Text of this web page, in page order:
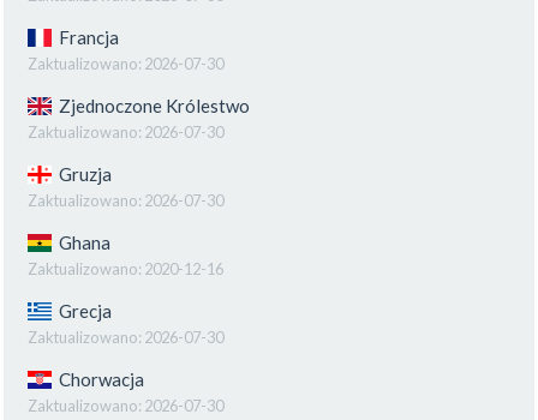
Francja
Zaktualizowano: 2026-07-30
Zjednoczone Królestwo
Zaktualizowano: 2026-07-30
Gruzja
Zaktualizowano: 2026-07-30
Ghana
Zaktualizowano: 2020-12-16
Grecja
Zaktualizowano: 2026-07-30
Chorwacja
Zaktualizowano: 2026-07-30